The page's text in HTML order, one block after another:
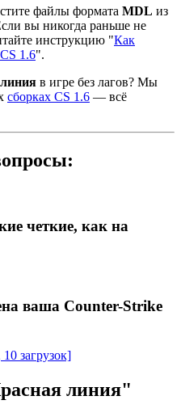
файлы формата MDL из
вы никогда раньше не
инструкцию "Как
1.6".
в игре без лагов? Мы
сборках CS 1.6 — всё
четкие, как на
ваша Counter-Strike
загрузок]
линия"